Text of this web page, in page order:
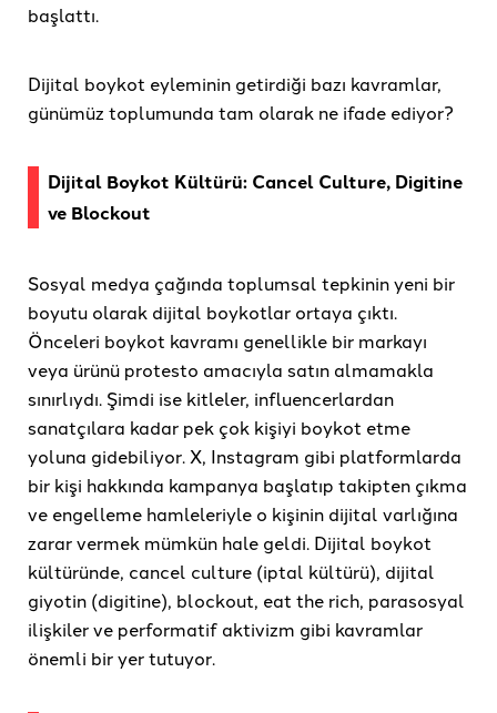
başlattı.
Dijital boykot eyleminin getirdiği bazı kavramlar,
günümüz toplumunda tam olarak ne ifade ediyor?
Dijital Boykot Kültürü: Cancel Culture, Digitine
ve Blockout
Sosyal medya çağında toplumsal tepkinin yeni bir
boyutu olarak dijital boykotlar ortaya çıktı.
Önceleri boykot kavramı genellikle bir markayı
veya ürünü protesto amacıyla satın almamakla
sınırlıydı. Şimdi ise kitleler, influencerlardan
sanatçılara kadar pek çok kişiyi boykot etme
yoluna gidebiliyor. X, Instagram gibi platformlarda
bir kişi hakkında kampanya başlatıp takipten çıkma
ve engelleme hamleleriyle o kişinin dijital varlığına
zarar vermek mümkün hale geldi. Dijital boykot
kültüründe, cancel culture (iptal kültürü), dijital
giyotin (digitine), blockout, eat the rich, parasosyal
ilişkiler ve performatif aktivizm gibi kavramlar
önemli bir yer tutuyor.